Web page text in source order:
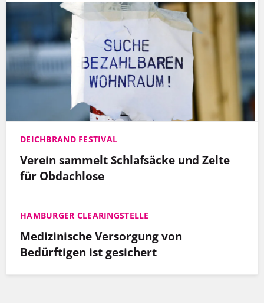
DEICHBRAND FESTIVAL
Verein sammelt Schlafsäcke und Zelte
für Obdachlose
HAMBURGER CLEARINGSTELLE
Medizinische Versorgung von
Bedürftigen ist gesichert